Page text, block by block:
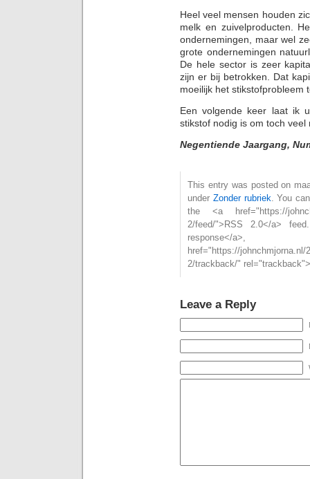
Heel veel mensen houden
melk en zuivelproducten.
ondernemingen, maar wel
grote ondernemingen
De hele sector is zeer
zijn er bij betrokken. Dat
moeilijk het stikstofprobleem
Een volgende keer laat ik
stikstof nodig is om toch
Negentiende Jaargang,
This entry was posted on
under Zonder rubriek . You
the <a href="https://
2/feed/">RSS 2.0</a>
href="https://
2/trackback/"
Leave a Reply